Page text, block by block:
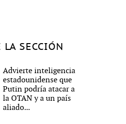
SECCIÓN
Advierte inteligencia
estadounidense que
Putin podría atacar a
la OTAN y a un país
aliado...